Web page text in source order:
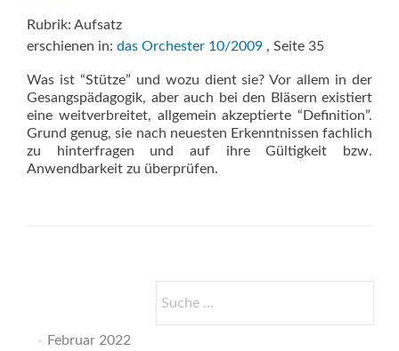
Rubrik: Aufsatz
erschienen in: das Orchester 10/2009 , Seite 35
Was ist “Stütze” und wozu dient sie? Vor allem in der
Gesangspädagogik, aber auch bei den Bläsern existiert
eine weitverbreitet, allgemein akzeptierte “Definition”.
Grund genug, sie nach neuesten Erkenntnissen fachlich
zu hinterfragen und auf ihre Gültigkeit bzw.
Anwendbarkeit zu überprüfen.
nach:
Februar 2022